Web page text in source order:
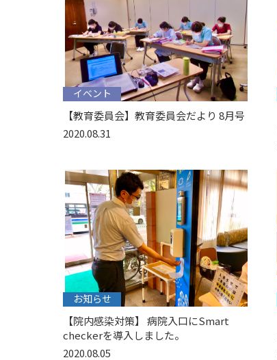
イベント
【教育委員会】教育委員会だより 8月号
2020.08.31
お知らせ
【院内感染対策】 病院入口にSmart
checkerを導入しました。
2020.08.05